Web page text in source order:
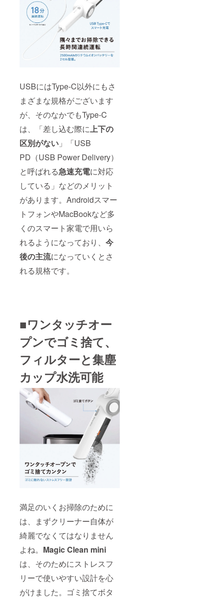
USBにはType-C以外にもさ
まざまな規格がございます
が、そのなかでもType-C
は、「差し込む際に上下の
区別がない 」「USB
PD（USB Power Delivery）
と呼ばれる急速充電に対応
している」などのメリット
があります。Androidスマー
トフォンやMacBookなど多
くのスマート家電で用いら
れるようになっており、 今
後の主流になっていくとさ
れる規格です。
■ワンタッチオー
プンでゴミ捨て、
フィルターと集塵
カップ水洗可能
満足のいくお掃除のために
は、まずクリーナー自体が
綺麗でなくてはなりません
よね。 Magic Clean mini
は、そのためにストレスフ
リーで使いやすい設計を心
がけました。ゴミ捨てボタ